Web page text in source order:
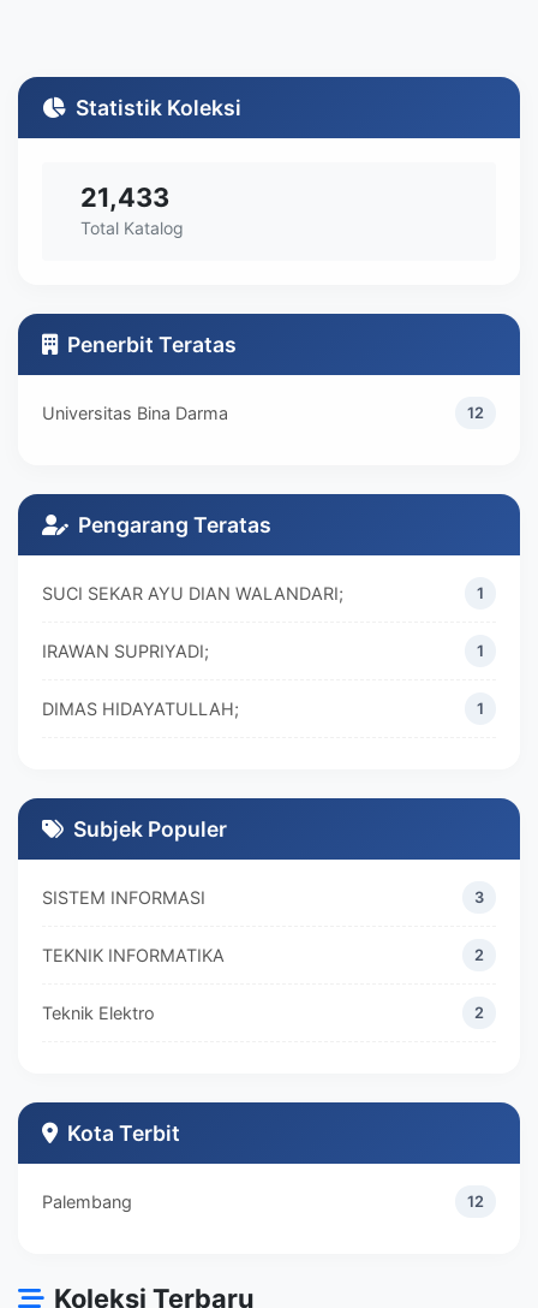
Statistik Koleksi
21,433
Total Katalog
Penerbit Teratas
Universitas Bina Darma 12
Pengarang Teratas
SUCI SEKAR AYU DIAN WALANDARI; 1
IRAWAN SUPRIYADI; 1
DIMAS HIDAYATULLAH; 1
DIVA MARISKA;
Subjek Populer
SISTEM INFORMASI 3
TEKNIK INFORMATIKA 2
Teknik Elektro 2
Teknik Industri
Kota Terbit
Palembang 12
Koleksi Terbaru